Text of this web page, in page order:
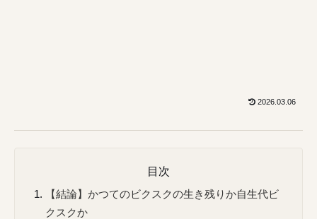
2026.03.06
目次
【結論】かつてのビクスクの生き残りか自生代ビ
クスクか